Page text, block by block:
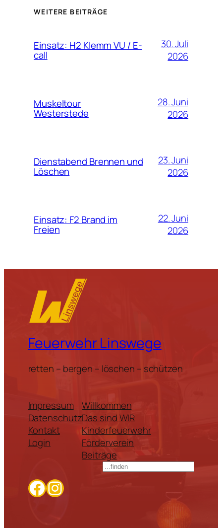
WEITERE BEITRÄGE
Einsatz: H2 Klemm VU / E-
call
30. Juli
2026
Muskeltour
Westerstede
28. Juni
2026
Dienstabend Brennen und
Löschen
23. Juni
2026
Einsatz: F2 Brand im
Freien
22. Juni
2026
Feuerwehr Linswege
retten – bergen – löschen – schützen
Impressum
Datenschutz
Kontakt
Login
Willkommen
Das sind WIR
Kinderfeuerwehr
Förderverein
Beiträge
Suchen
Facebook
Instagram